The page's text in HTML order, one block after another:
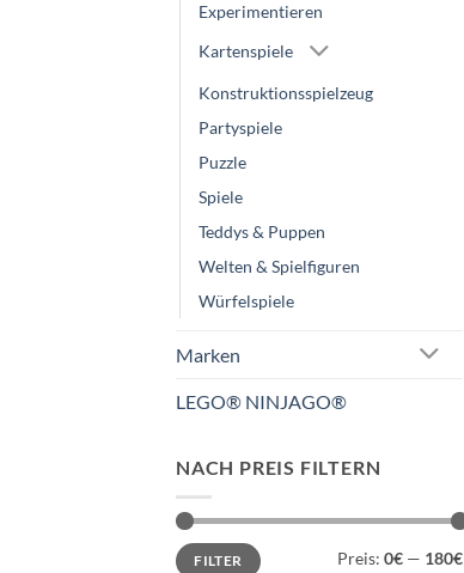
Experimentieren
Kartenspiele
Konstruktionsspielzeug
Partyspiele
Puzzle
Spiele
Teddys & Puppen
Welten & Spielfiguren
Würfelspiele
Marken
LEGO® NINJAGO®
NACH PREIS FILTERN
Min.
Preis
Max.
PreisFILTER Preis: 0€ — 180€